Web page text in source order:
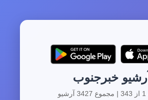
آرشیو خبرجنوب